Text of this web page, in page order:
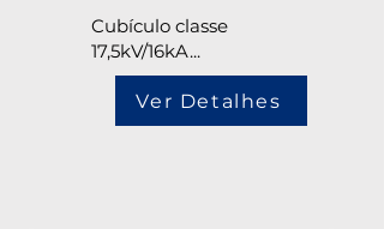
Cubículo classe
17,5kV/16kA...
Ver Detalhes